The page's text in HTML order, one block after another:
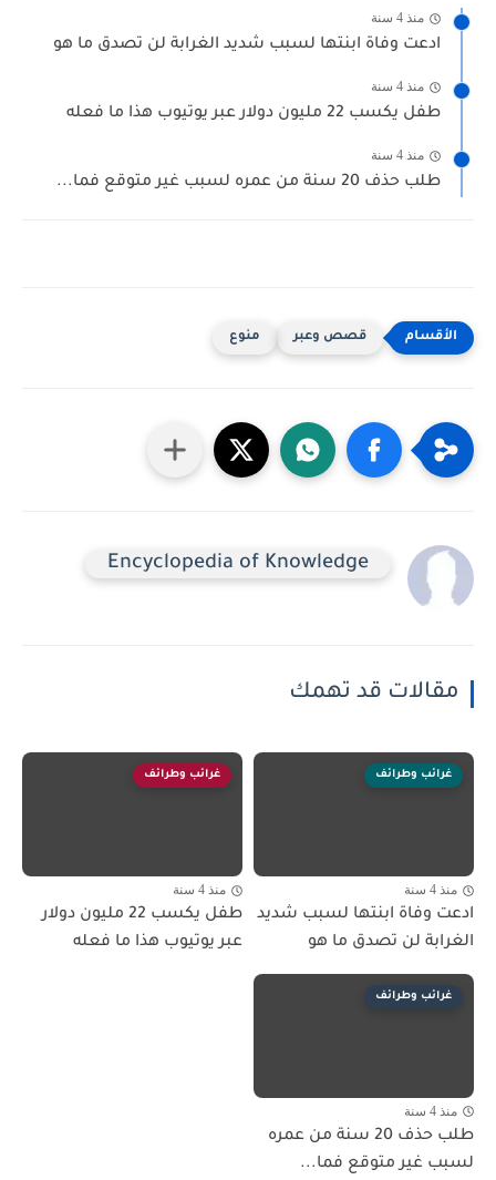
منذ 4 سنة
ادعت وفاة ابنتها لسبب شديد الغرابة لن تصدق ما هو
منذ 4 سنة
طفل يكسب 22 مليون دولار عبر يوتيوب هذا ما فعله
منذ 4 سنة
طلب حذف 20 سنة من عمره لسبب غير متوقع فما...
قصص وعبر منوع
Encyclopedia of Knowledge
مقالات قد تهمك
غرائب وطرائف
منذ 4 سنة
ادعت وفاة ابنتها لسبب شديد
الغرابة لن تصدق ما هو
غرائب وطرائف
منذ 4 سنة
طفل يكسب 22 مليون دولار
عبر يوتيوب هذا ما فعله
غرائب وطرائف
منذ 4 سنة
طلب حذف 20 سنة من عمره
لسبب غير متوقع فما...